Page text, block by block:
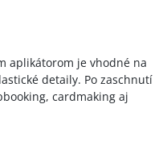
aplikátorom je vhodné na
detaily. Po zaschnutí
cardmaking aj